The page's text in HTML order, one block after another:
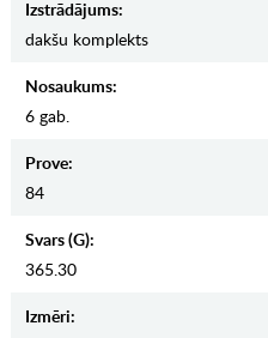
Izstrādājums:
dakšu komplekts
Nosaukums:
6 gab.
Prove:
84
Svars (g):
365.30
Izmēri: